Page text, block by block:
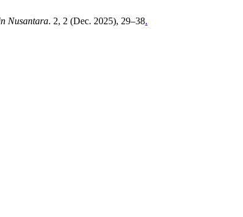
Nusantara. 2, 2 (Dec. 2025), 29–38.